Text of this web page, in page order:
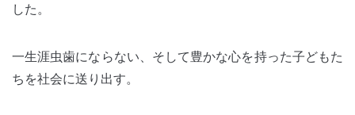
した。
一生涯虫歯にならない、そして豊かな心を持った子どもた
ちを社会に送り出す。